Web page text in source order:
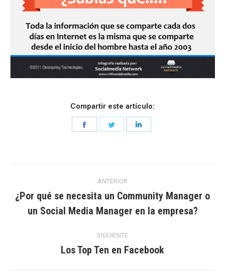
Compartir este artículo:
Share
entre
entradas
ANTERIOR
anterior:
¿Por qué se necesita un Community Manager o
un Social Media Manager en la empresa?
SIGUIENTE
Entrada
Los Top Ten en Facebook